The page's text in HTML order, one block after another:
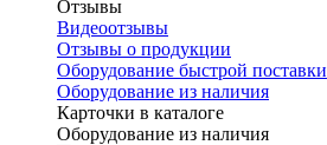
Отзывы
Видеоотзывы
Отзывы о продукции
Оборудование быстрой поставки
Оборудование из наличия
Карточки в каталоге
Оборудование из наличия